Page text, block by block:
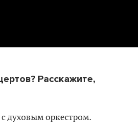
Расскажите,
духовым оркестром.